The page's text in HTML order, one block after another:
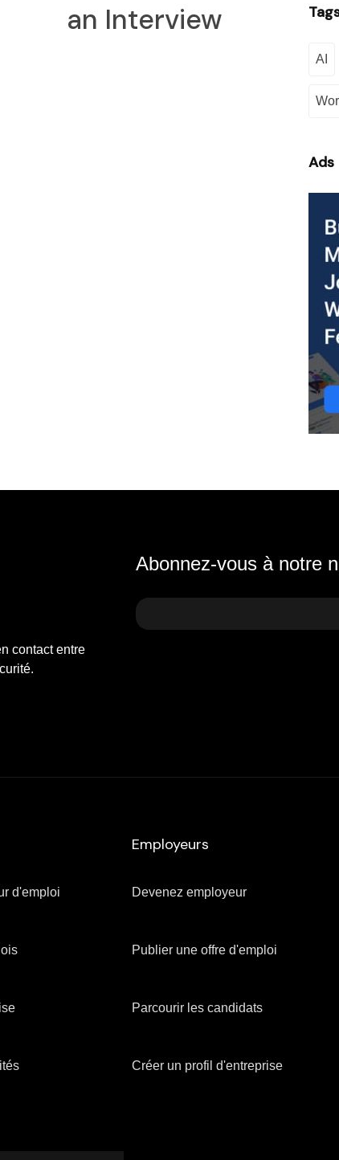
an Interview
AI
Ads
contact entre
Abonnez-vous à notre
d'emploi
Employeurs
Devenez employeur
Publier une offre d'emploi
Parcourir les candidats
Créer un profil d'entreprise